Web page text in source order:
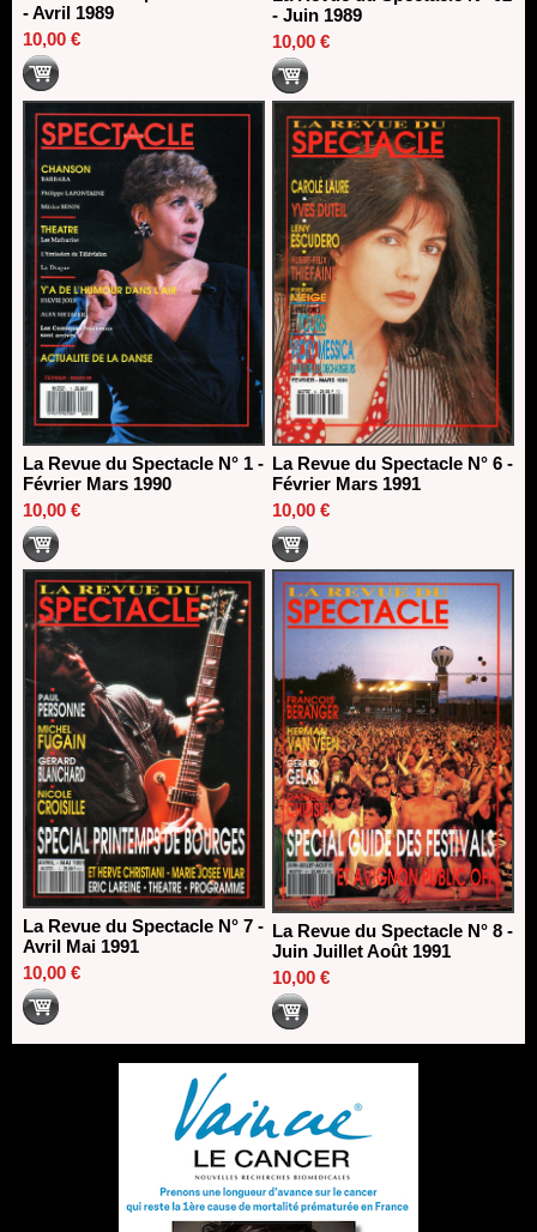
- Avril 1989
10,00 €
- Juin 1989
10,00 €
La Revue du Spectacle N° 1 -
Février Mars 1990
10,00 €
La Revue du Spectacle N° 6 -
Février Mars 1991
10,00 €
La Revue du Spectacle N° 7 -
Avril Mai 1991
10,00 €
La Revue du Spectacle N° 8 -
Juin Juillet Août 1991
10,00 €